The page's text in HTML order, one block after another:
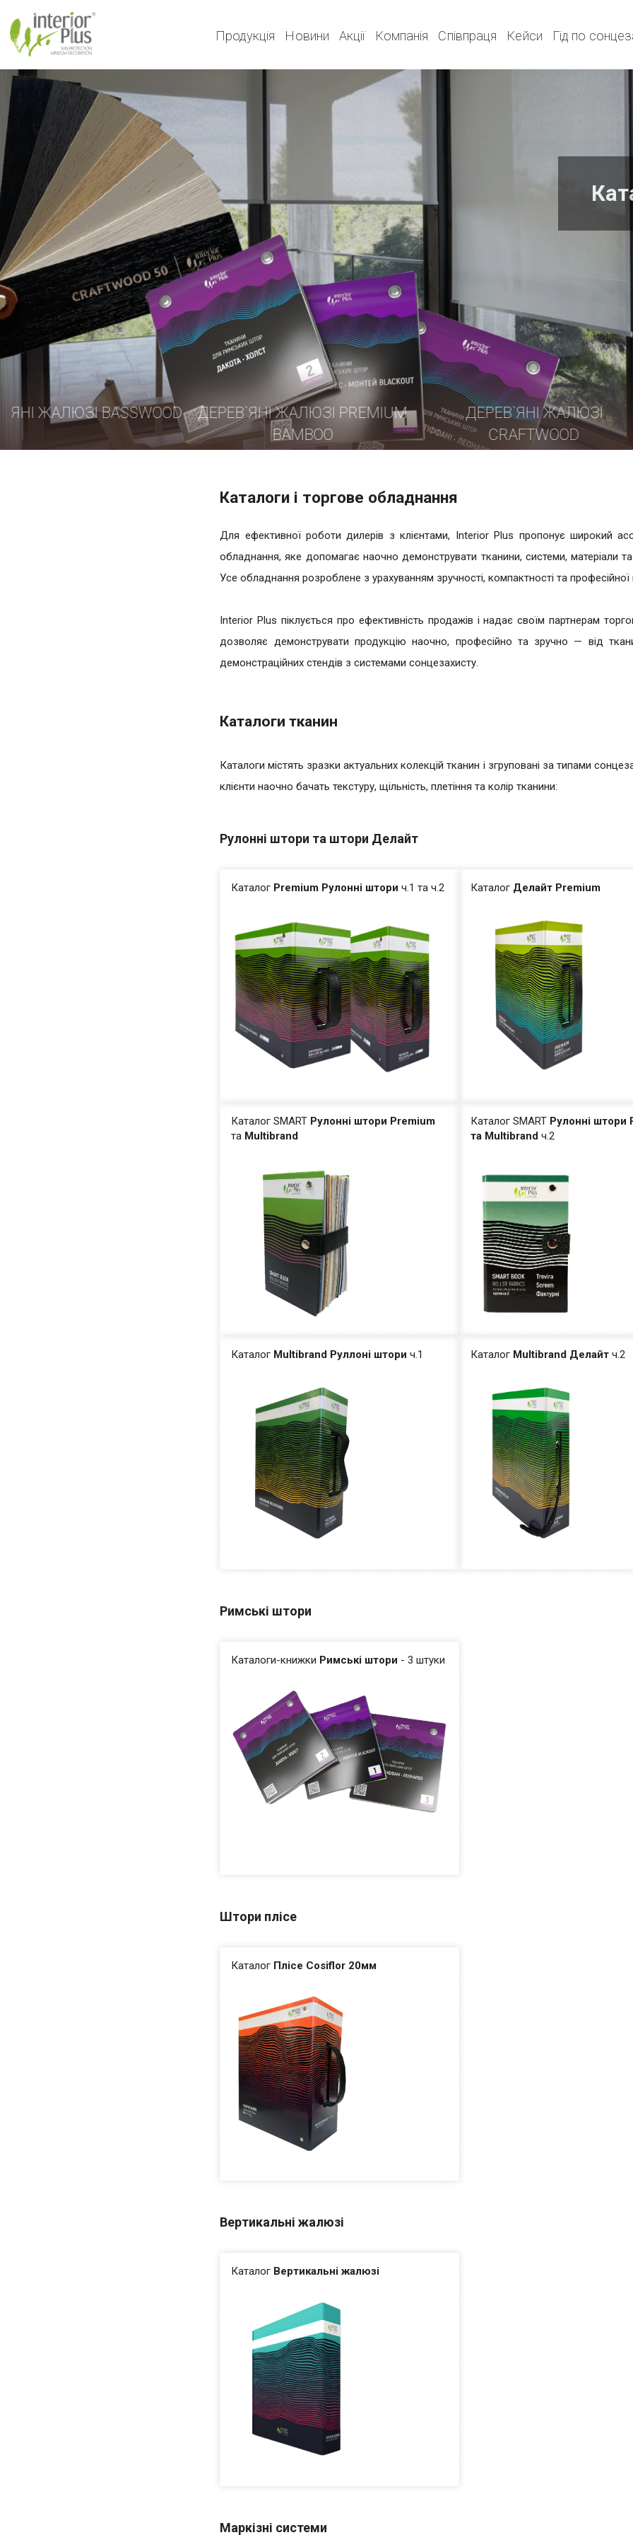
Продукція Новини Акції Компанія Співпраця Кейси Гід по
ДЕРЕВ`ЯНІ ЖАЛЮЗІ PREMIUM
BAMBOO
ДЕРЕВ`ЯНІ ЖАЛЮЗІ
CRAFTWOOD
АЛЮМІНІЄВІ
Каталоги і торгове обладнання
Для ефективної роботи дилерів з клієнтами, Interior Plus пропонує широкий
обладнання, яке допомагає наочно демонструвати тканини, системи, матеріали
Усе обладнання розроблене з урахуванням зручності, компактності та професійної
Interior Plus піклується про ефективність продажів і надає своїм партнерам
дозволяє демонструвати продукцію наочно, професійно та зручно — від
демонстраційних стендів з системами сонцезахисту.
Каталоги тканин
Каталоги містять зразки актуальних колекцій тканин і згруповані за типами
клієнти наочно бачать текстуру, щільність, плетіння та колір тканини:
Рулонні штори та штори Делайт
Каталог Premium Рулонні штори ч.1 та ч.2 Каталог Делайт Premium
Каталог SMART Рулонні штори Premium
та Multibrand
Каталог SMART Рулонні штори
та Multibrand ч.2
Каталог Multibrand Руллоні штори ч.1 Каталог Multibrand Делайт ч.2
Римські штори
Каталоги-книжки Римські штори - 3 штуки
Штори плісе
Каталог Плісе Cosiflor 20мм
Вертикальні жалюзі
Каталог Вертикальні жалюзі
Маркізні системи